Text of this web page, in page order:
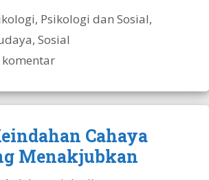
, Psikologi dan Sosial,
, Sosial
Cahaya
Menakjubkan